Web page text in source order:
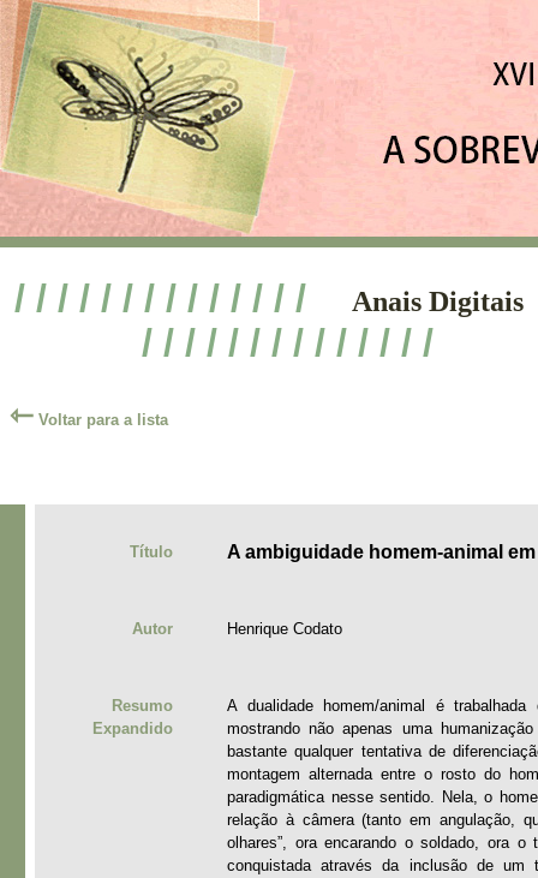
/ / / / / / / / / / / / / / Anais Digitais
/ / / / / / / / / / / / / /
⇽ Voltar para a lista
Título A ambiguidade homem-animal
Autor Henrique Codato
Resumo
Expandido
A dualidade homem/animal é
mostrando não apenas uma
bastante qualquer tentativa de
montagem alternada entre o rosto do
paradigmática nesse sentido. Nela, o
relação à câmera (tanto em angulação,
olhares”, ora encarando o soldado, ora
conquistada através da inclusão de